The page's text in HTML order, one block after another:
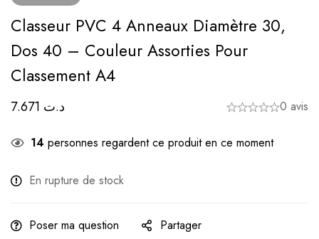
Classeur PVC 4 Anneaux Diamètre 30,
Dos 40 – Couleur Assorties Pour
Classement A4
د.ت 0 avis
14 personnes regardent ce produit en ce moment
En rupture de stock
Poser ma question Partager